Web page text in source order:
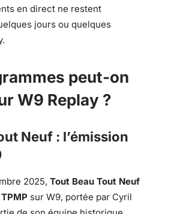
en direct ne restent
jours ou quelques
peut-on
W9 Replay ?
Neuf : l’émission
2025, Tout Beau Tout Neuf
TPMP sur W9, portée par Cyril